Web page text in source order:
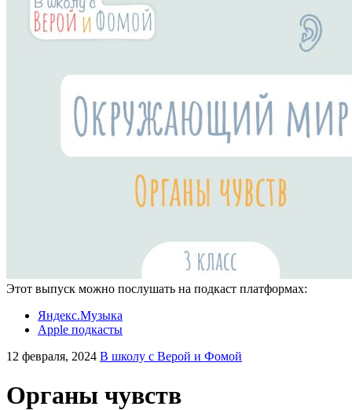
Этот выпуск можно послушать на подкаст платформах:
Яндекс.Музыка
Apple подкасты
12 февраля, 2024 В школу с Верой и Фомой
Органы чувств